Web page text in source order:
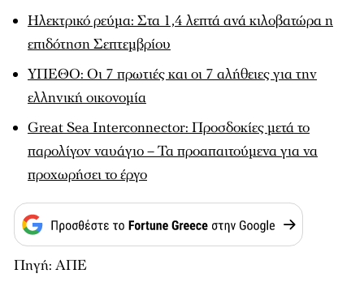
Ηλεκτρικό ρεύμα: Στα 1,4 λεπτά ανά κιλοβατώρα η
επιδότηση Σεπτεμβρίου
ΥΠΕΘΟ: Οι 7 πρωτιές και οι 7 αλήθειες για την
ελληνική οικονομία
Great Sea Interconnector: Προσδοκίες μετά το
παρολίγον ναυάγιο – Τα προαπαιτούμενα για να
προχωρήσει το έργο
Πηγή: ΑΠΕ